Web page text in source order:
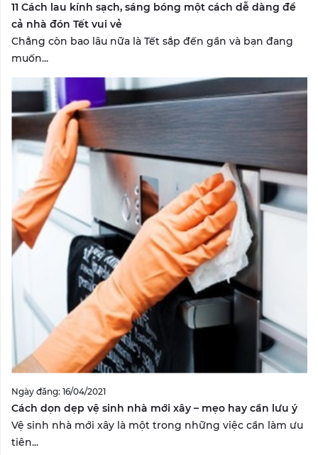
11 Cách lau kính sạch, sáng bóng một cách dễ dàng để
cả nhà đón Tết vui vẻ
Chẳng còn bao lâu nữa là Tết sắp đến gần và bạn đang
muốn...
Ngày đăng: 16/04/2021
Cách dọn dẹp vệ sinh nhà mới xây – mẹo hay cần lưu ý
Vệ sinh nhà mới xây là một trong những việc cần làm ưu
tiên...